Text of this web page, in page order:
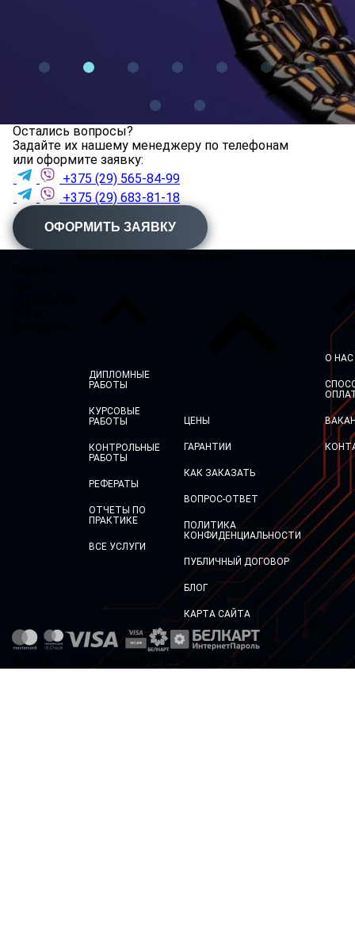
Остались вопросы?
Задайте их нашему менеджеру по телефонам
или оформите заявку:
+375 (29) 565-84-99
+375 (29) 683-81-18
ОФОРМИТЬ ЗАЯВКУ
ДИПЛОМНЫЕ
РАБОТЫ
КУРСОВЫЕ
РАБОТЫ
КОНТРОЛЬНЫЕ
РАБОТЫ
РЕФЕРАТЫ
ОТЧЕТЫ ПО
ПРАКТИКЕ
ВСЕ УСЛУГИ
ЦЕНЫ
ГАРАНТИИ
КАК ЗАКАЗАТЬ
ВОПРОС-ОТВЕТ
ПОЛИТИКА
КОНФИДЕНЦИАЛЬНОСТИ
ПУБЛИЧНЫЙ ДОГОВОР
БЛОГ
КАРТА САЙТА
О НАС
© 2005 — 2026, kursachok.by Все права защищены.